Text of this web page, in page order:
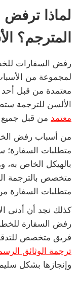
لماذا
المترجم؟
رفض السفارات
لمجموعة من
معتمدة من قبل أحد
الألسن للترجمة
معتمد من قبل جميع
من أسباب رفض
متطلبات السفارة؛
بالهيكل الخاص به،
متخصص بالترجمة
متطلبات السفارة
كذلك نجد أن أدنى
رفض السفارة
فريق متخصص
ترجمة الوثائق
وإنجازها بشكل